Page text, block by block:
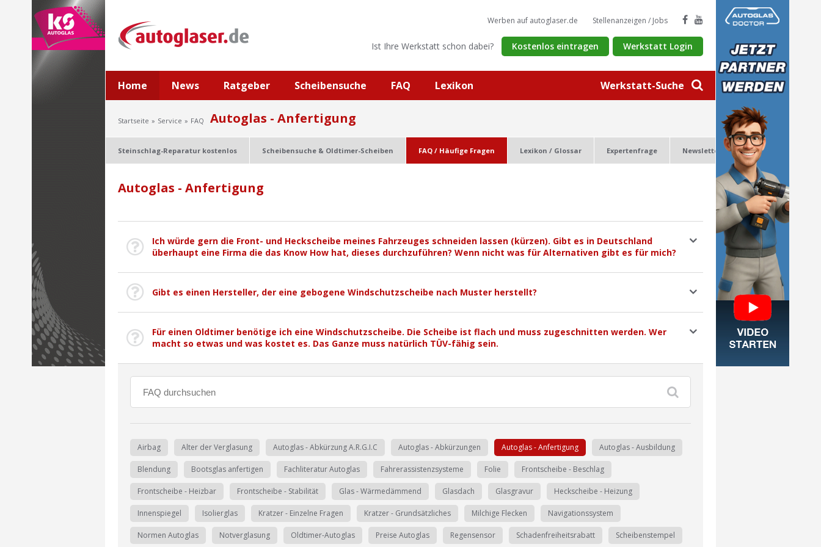
Werkstatt-Suche
Werben auf autoglaser.de Stellenanzeigen / Jobs
Ist Ihre Werkstatt schon dabei? Kostenlos eintragen Werkstatt Login
Home News Ratgeber Scheibensuche FAQ Lexikon
Startseite Service FAQ Autoglas - Anfertigung
Steinschlag-Reparatur kostenlos Scheibensuche & Oldtimer-Scheiben FAQ / Häufige Fragen Lexikon / Glossar Expertenfrage Newsletter
Autoglas - Anfertigung
Ich würde gern die Front- und Heckscheibe meines Fahrzeuges schneiden lassen (kürzen). Gibt es in Deutschland
überhaupt eine Firma die das Know How hat, dieses durchzuführen? Wenn nicht was für Alternativen gibt es für mich?
Gibt es einen Hersteller, der eine gebogene Windschutzscheibe nach Muster herstellt?
Für einen Oldtimer benötige ich eine Windschutzscheibe. Die Scheibe ist flach und muss zugeschnitten werden. Wer
macht so etwas und was kostet es. Das Ganze muss natürlich TÜV-fähig sein.
Airbag Alter der Verglasung Autoglas - Abkürzung A.R.G.I.C Autoglas - Abkürzungen Autoglas - Anfertigung Autoglas - Ausbildung
Blendung Bootsglas anfertigen Fachliteratur Autoglas Fahrerassistenzsysteme Folie Frontscheibe - Beschlag
Frontscheibe - Heizbar Frontscheibe - Stabilität Glas - Wärmedämmend Glasdach Glasgravur Heckscheibe - Heizung
Innenspiegel Isolierglas Kratzer - Einzelne Fragen Kratzer - Grundsätzliches Milchige Flecken Navigationssystem
Normen Autoglas Notverglasung Oldtimer-Autoglas Preise Autoglas Regensensor Schadenfreiheitsrabatt Scheibenstempel